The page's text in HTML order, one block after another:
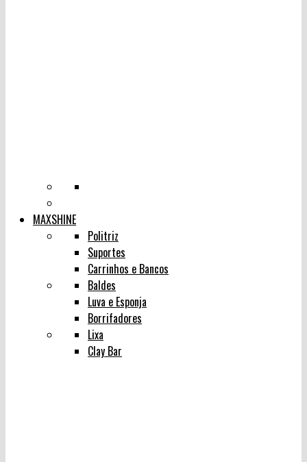
MAXSHINE
Politriz
Suportes
Carrinhos e Bancos
Baldes
Luva e Esponja
Borrifadores
Lixa
Clay Bar